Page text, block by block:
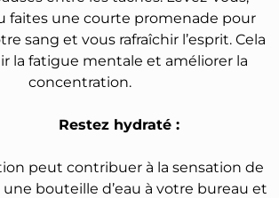
faites une courte promenade pour
sang et vous rafraîchir l’esprit. Cela
la fatigue mentale et améliorer la
concentration.
Restez hydraté :
peut contribuer à la sensation de
une bouteille d’eau à votre bureau et